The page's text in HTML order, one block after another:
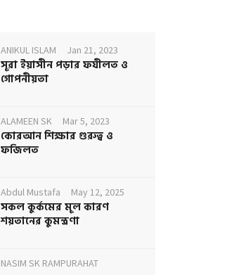
ANIKUL ISLAM Jan 21, 2023
সূরা ইয়াসীন পড়ার ফযীলত ও
গোপনীয়তা
ALAMEEN SK Mar 5, 2023
কোরআন শিক্ষার গুরুত্ব ও
ফজিলত
Abdul Mustafa May 12, 2025
সকল কুর্কমের মূল কারণ
শয়তানের কুমন্ত্রণা
NASIM SK RAMPURAHAT